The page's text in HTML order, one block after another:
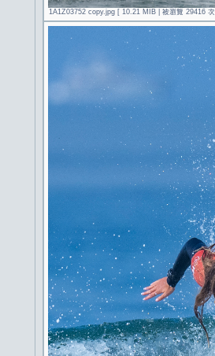
1A1Z03752 copy.jpg [ 10.21 MIB | 被瀏覽 29416